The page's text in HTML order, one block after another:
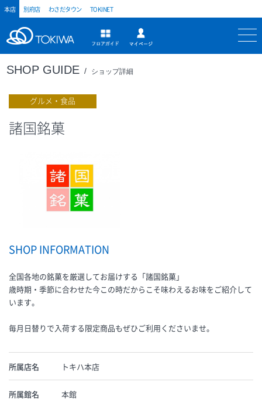
本店 別府店 わさだタウン TOKINET
トキハ フロアガイド
SHOP GUIDE ショップ詳細
諸国銘菓
グルメ・食品
SHOP INFORMATION
全国各地の銘菓を厳選してお届けする「諸国銘菓」
歳時期・季節に合わせた今この時だからこそ味わえるお味をご紹介して
います。
毎月日替りで入荷する限定商品もぜひご利用くださいませ。
所属店名 トキハ本店
所属館名 本館